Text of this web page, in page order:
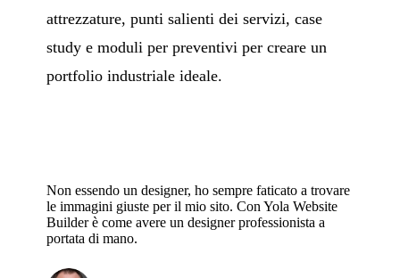
attrezzature, punti salienti dei servizi, case
study e moduli per preventivi per creare un
portfolio industriale ideale.
Non essendo un designer, ho sempre faticato a trovare
le immagini giuste per il mio sito. Con Yola Website
Builder è come avere un designer professionista a
portata di mano.